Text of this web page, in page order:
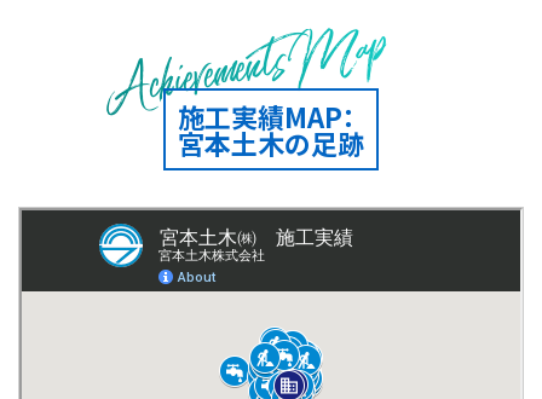
Achievements Map
施工実績MAP：
宮本土木の足跡